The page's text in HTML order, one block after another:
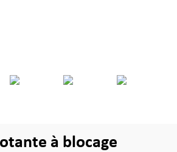
à blocage